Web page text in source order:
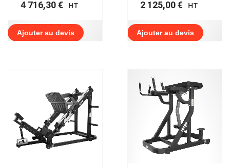
4 716,30€ HT
Ajouter au devis
2 125,00€ HT
Ajouter au devis